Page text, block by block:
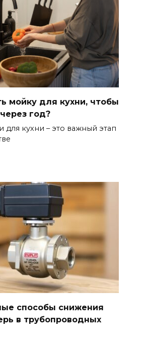
мойку для кухни, чтобы
год?
кухни – это важный этап
способы снижения
в трубопроводных